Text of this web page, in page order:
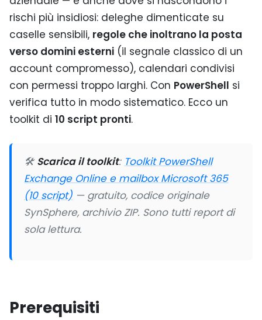
rischi più insidiosi: deleghe dimenticate su
caselle sensibili, regole che inoltrano la posta
verso domini esterni (il segnale classico di un
account compromesso), calendari condivisi
con permessi troppo larghi. Con PowerShell si
verifica tutto in modo sistematico. Ecco un
toolkit di 10 script pronti.
🛠️Scarica il toolkit: Toolkit PowerShell
Exchange Online e mailbox Microsoft 365
(10 script) — gratuito, codice originale
SynSphere, archivio ZIP. Sono tutti report di
sola lettura.
Prerequisiti